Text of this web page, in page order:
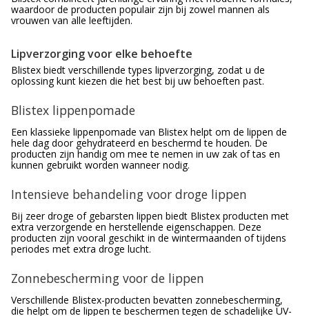
waardoor de producten populair zijn bij zowel mannen als
vrouwen van alle leeftijden.
Lipverzorging voor elke behoefte
Blistex biedt verschillende types lipverzorging, zodat u de
oplossing kunt kiezen die het best bij uw behoeften past.
Blistex lippenpomade
Een klassieke lippenpomade van Blistex helpt om de lippen de
hele dag door gehydrateerd en beschermd te houden. De
producten zijn handig om mee te nemen in uw zak of tas en
kunnen gebruikt worden wanneer nodig.
Intensieve behandeling voor droge lippen
Bij zeer droge of gebarsten lippen biedt Blistex producten met
extra verzorgende en herstellende eigenschappen. Deze
producten zijn vooral geschikt in de wintermaanden of tijdens
periodes met extra droge lucht.
Zonnebescherming voor de lippen
Verschillende Blistex-producten bevatten zonnebescherming,
die helpt om de lippen te beschermen tegen de schadelijke UV-